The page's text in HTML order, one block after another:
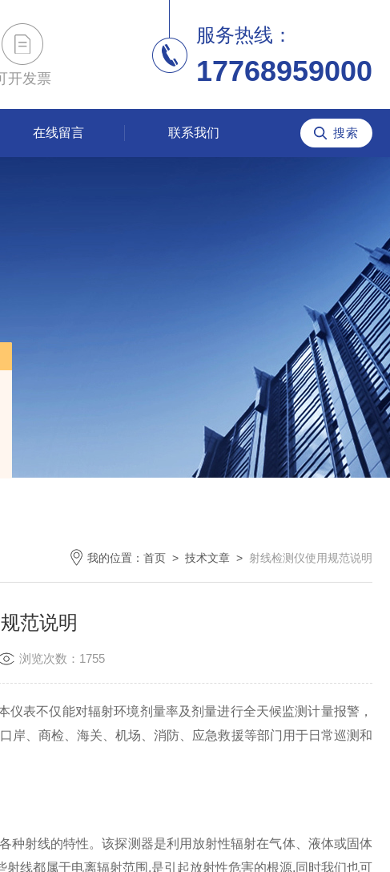
开发票
服务热线：
17768959000
在线留言 联系我们
我的位置： 首页 > 技术文章 > 射线检测仪使用规范说明
范说明
浏览次数：1755
表不仅能对辐射环境剂量率及剂量进行全天候监测计量报警，
岸、商检、海关、机场、消防、应急救援等部门用于日常巡测和
射线的特性。该探测器是利用放射性辐射在气体、液体或固体
线都属于电离辐射范围,是引起放射性危害的根源,同时我们也可